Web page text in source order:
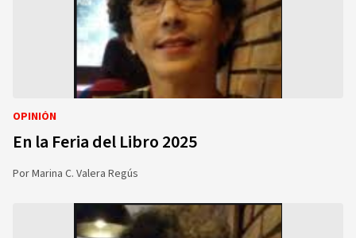
OPINIÓN
En la Feria del Libro 2025
PorMarina C. Valera Regús